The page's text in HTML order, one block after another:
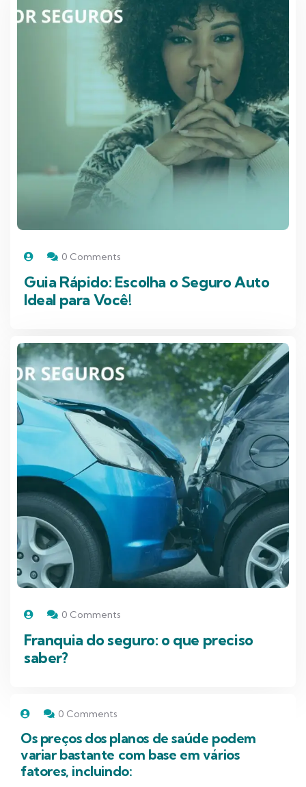
0 Comments
Guia Rápido: Escolha o Seguro Auto
Ideal para Você!
0 Comments
Franquia do seguro: o que preciso
saber?
0 Comments
Os preços dos planos de saúde podem
variar bastante com base em vários
fatores, incluindo: